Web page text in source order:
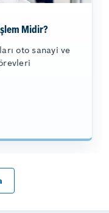
Midir?
oto sanayi ve